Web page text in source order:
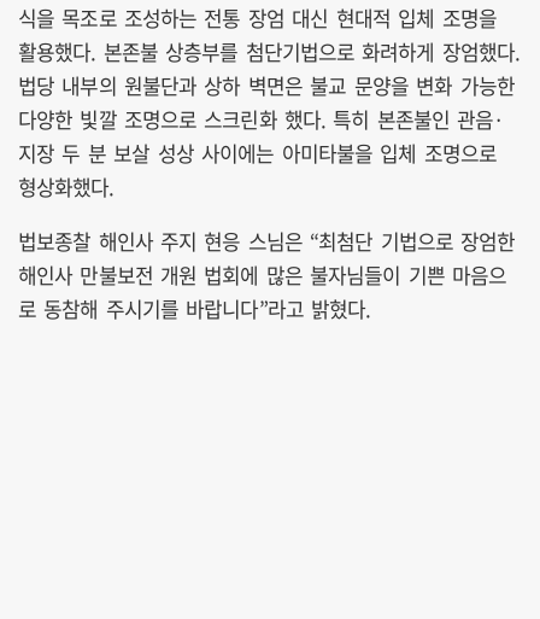
식을 목조로 조성하는 전통 장엄 대신 현대적 입체 조명을
활용했다. 본존불 상층부를 첨단기법으로 화려하게 장엄했다.
법당 내부의 원불단과 상하 벽면은 불교 문양을 변화 가능한
다양한 빛깔 조명으로 스크린화 했다. 특히 본존불인 관음·
지장 두 분 보살 성상 사이에는 아미타불을 입체 조명으로
형상화했다.
법보종찰 해인사 주지 현응 스님은 “최첨단 기법으로 장엄한
해인사 만불보전 개원 법회에 많은 불자님들이 기쁜 마음으
로 동참해 주시기를 바랍니다”라고 밝혔다.